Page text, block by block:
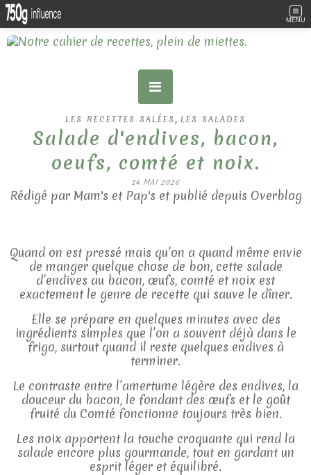
MENU
LES RECETTES SALÉES , LES SALADES
Salade d'endives, bacon,
oeufs, comté et noix.
14 MAI 2026
Rédigé par Mam's et Pap's et publié depuis Overblog
Quand on est pressé mais qu’on a quand même envie
de manger quelque chose de bon, cette salade
d’endives au bacon, œufs, comté et noix est
exactement le genre de recette qui sauve le dîner.
Elle se prépare en quelques minutes avec des
ingrédients simples que l’on a souvent déjà dans le
frigo, surtout quand il reste quelques endives à
terminer.
Le contraste entre l’amertume légère des endives, la
douceur du bacon, le fondant des œufs et le goût
fruité du Comté fonctionne toujours très bien.
Les noix apportent la touche croquante qui rend la
salade encore plus gourmande, tout en gardant un
esprit léger et équilibré.